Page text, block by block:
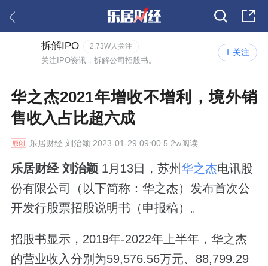
关注
拆解IPO 2.73W人关注
关注IPO资讯，拆解公司招股书。
华之杰2021年增收不增利，境外销
售收入占比超六成
乐居财经刘治颖 2023-01-29 09:00 5.2w阅读
乐居财经 刘治颖1月13日，苏州华之杰电讯股
份有限公司（以下简称：华之杰）发布首次公
开发行股票招股说明书（申报稿）。
招股书显示，2019年-2022年上半年，华之杰
的营业收入分别为59,576.56万元、88,799.29